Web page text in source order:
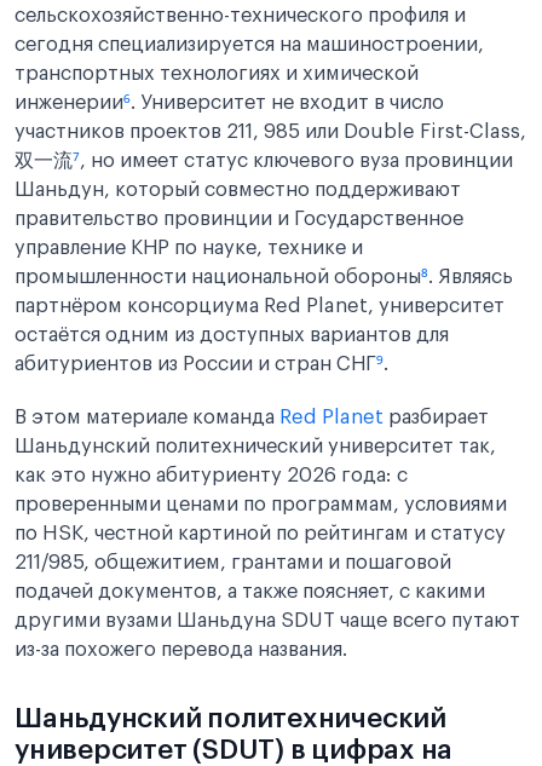
сельскохозяйственно-технического профиля и
сегодня специализируется на машиностроении,
транспортных технологиях и химической
инженерии⁶. Университет не входит в число
участников проектов 211, 985 или Double First-Class,
双一流⁷, но имеет статус ключевого вуза провинции
Шаньдун, который совместно поддерживают
правительство провинции и Государственное
управление КНР по науке, технике и
промышленности национальной обороны⁸. Являясь
партнёром консорциума Red Planet, университет
остаётся одним из доступных вариантов для
абитуриентов из России и стран СНГ⁹.
В этом материале команда Red Planet разбирает
Шаньдунский политехнический университет так,
как это нужно абитуриенту 2026 года: с
проверенными ценами по программам, условиями
по HSK, честной картиной по рейтингам и статусу
211/985, общежитием, грантами и пошаговой
подачей документов, а также поясняет, с какими
другими вузами Шаньдуна SDUT чаще всего путают
из-за похожего перевода названия.
Шаньдунский политехнический
университет (SDUT) в цифрах на